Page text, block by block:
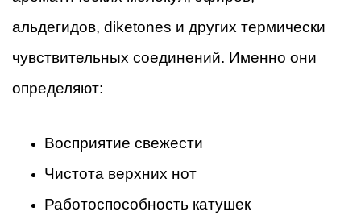
альдегидов, diketones и других термически
чувствительных соединений. Именно они
определяют:
Восприятие свежести
Чистота верхних нот
Работоспособность катушек